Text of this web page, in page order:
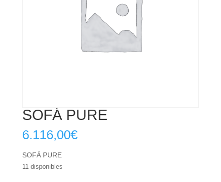
SOFÁ PURE
6.116,00€
SOFÁ PURE
11 disponibles